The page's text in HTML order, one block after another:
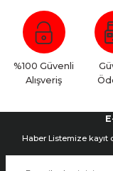
Işıklar
Standlar
%100 Güvenli
Alışveriş
Haber Listemize